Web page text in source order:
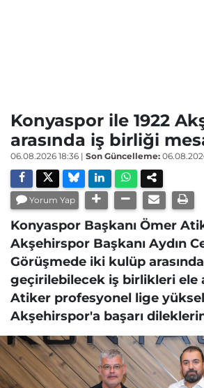
Konyaspor ile 1922
arasında iş birliği
06.08.2026 18:36 | Son Güncelleme:
Yorum Yap
Konyaspor Başkanı Ömer
Akşehirspor Başkanı Aydın
Görüşmede iki kulüp
geçirilebilecek iş birlikleri ele
Atiker profesyonel lige
Akşehirspor'a başarı